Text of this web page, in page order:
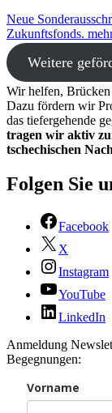
Neue
Zukunftsfonds.
Weitere
Wir helfen, Brücken
Dazu fördern wir
das tiefergehende
tragen wir aktiv
tschechischen
Folgen Sie
Facebook
X
Instagram
YouTube
LinkedIn
Anmeldung
Begegnungen:
Vorname